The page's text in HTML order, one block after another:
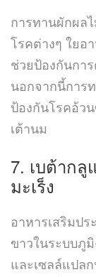
การทานผักผล
โรคต่างๆ ใยอ
ช่วยป้องกันกา
นอกจากนี้การ
ป้องกันโรคอ้วน
เต้านม
7. เบต้ากลู
มะเร็ง
อาหารเสริมป
ขาวในระบบภู
และเซลล์แปล